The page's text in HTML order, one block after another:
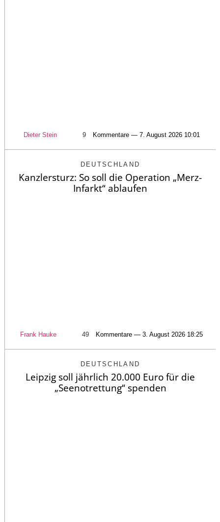
Dieter Stein 9 Kommentare — 7. August 2026 10:01
DEUTSCHLAND
Kanzlersturz: So soll die Operation „Merz-
Infarkt“ ablaufen
Frank Hauke 49 Kommentare — 3. August 2026 18:25
DEUTSCHLAND
Leipzig soll jährlich 20.000 Euro für die
„Seenotrettung“ spenden